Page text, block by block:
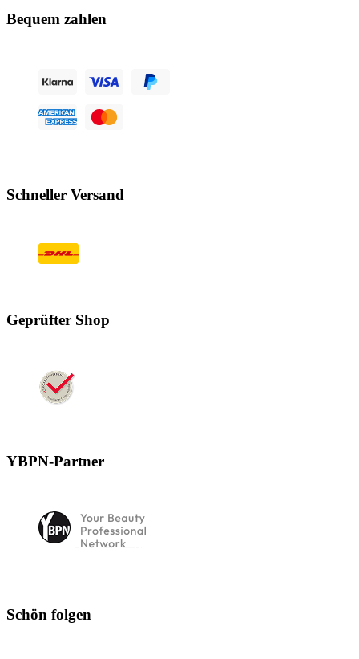
Bequem zahlen
Schneller Versand
Geprüfter Shop
YBPN-Partner
Schön folgen